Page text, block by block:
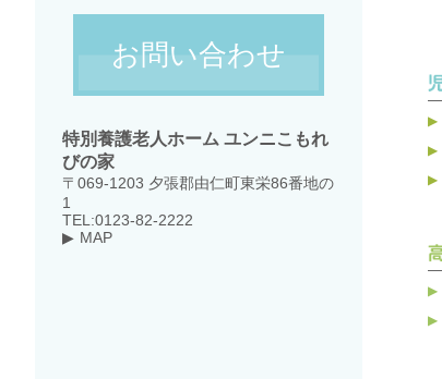
お問い合わせ
特別養護老人ホーム ユンニこもれ
びの家
〒069-1203 夕張郡由仁町東栄86番地の
1
TEL:0123-82-2222
MAP